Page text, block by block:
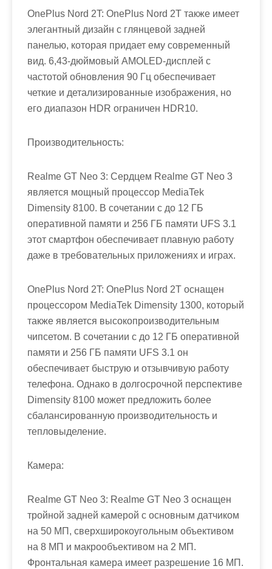
OnePlus Nord 2T: OnePlus Nord 2T также имеет
элегантный дизайн с глянцевой задней
панелью, которая придает ему современный
вид. 6,43-дюймовый AMOLED-дисплей с
частотой обновления 90 Гц обеспечивает
четкие и детализированные изображения, но
его диапазон HDR ограничен HDR10.
Производительность:
Realme GT Neo 3: Сердцем Realme GT Neo 3
является мощный процессор MediaTek
Dimensity 8100. В сочетании с до 12 ГБ
оперативной памяти и 256 ГБ памяти UFS 3.1
этот смартфон обеспечивает плавную работу
даже в требовательных приложениях и играх.
OnePlus Nord 2T: OnePlus Nord 2T оснащен
процессором MediaTek Dimensity 1300, который
также является высокопроизводительным
чипсетом. В сочетании с до 12 ГБ оперативной
памяти и 256 ГБ памяти UFS 3.1 он
обеспечивает быструю и отзывчивую работу
телефона. Однако в долгосрочной перспективе
Dimensity 8100 может предложить более
сбалансированную производительность и
тепловыделение.
Камера:
Realme GT Neo 3: Realme GT Neo 3 оснащен
тройной задней камерой с основным датчиком
на 50 МП, сверхширокоугольным объективом
на 8 МП и макрообъективом на 2 МП.
Фронтальная камера имеет разрешение 16 МП.